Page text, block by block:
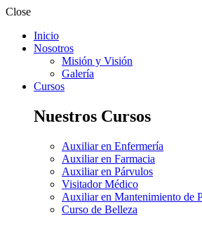
Close
Inicio
Nosotros
Misión y Visión
Galería
Cursos
Nuestros Cursos
Auxiliar en Enfermería
Auxiliar en Farmacia
Auxiliar en Párvulos
Visitador Médico
Auxiliar en Mantenimiento de
Curso de Belleza